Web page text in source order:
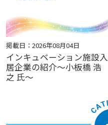
掲載日：2026年08月04日
インキュベーション施設入
居企業の紹介～小板橋 浩
之 氏～